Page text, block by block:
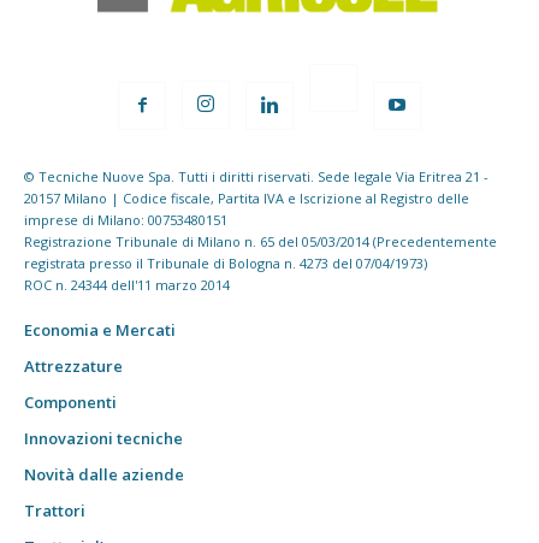
© Tecniche Nuove Spa. Tutti i diritti riservati. Sede legale Via Eritrea 21 -
20157 Milano | Codice fiscale, Partita IVA e Iscrizione al Registro delle
imprese di Milano: 00753480151
Registrazione Tribunale di Milano n. 65 del 05/03/2014 (Precedentemente
registrata presso il Tribunale di Bologna n. 4273 del 07/04/1973)
ROC n. 24344 dell'11 marzo 2014
Economia e Mercati
Attrezzature
Componenti
Innovazioni tecniche
Novità dalle aziende
Trattori